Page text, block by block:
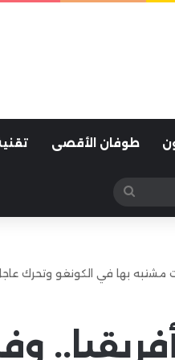
طوفان الأقصى
بحث
عن
مشتبه بها في الكونغو وتحرك